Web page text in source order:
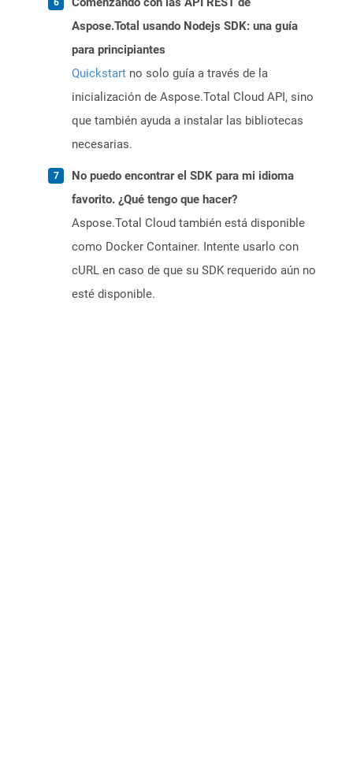
Aspose.Total usando Nodejs SDK: una guía
para principiantes
Quickstart no solo guía a través de la
inicialización de Aspose.Total Cloud API, sino
que también ayuda a instalar las bibliotecas
necesarias.
No puedo encontrar el SDK para mi idioma
favorito. ¿Qué tengo que hacer?
Aspose.Total Cloud también está disponible
como Docker Container. Intente usarlo con
cURL en caso de que su SDK requerido aún no
esté disponible.